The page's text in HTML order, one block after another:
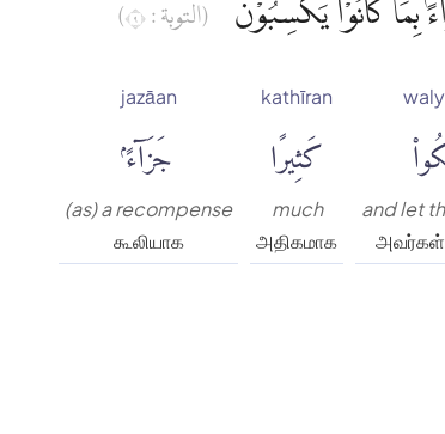
بِمَا كَانُوْا يَكْسِبُوْنَ (التوبة : ٩)
and let
அவர்கள்
kathīran
كَثِيرًا
much
அதிகமாக
jazāan
جَزَآءًۢ
(as) a recompense
கூலியாக